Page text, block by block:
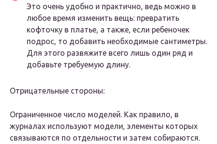
Это очень удобно и практично, ведь можно в
любое время изменить вещь: превратить
кофточку в платье, а также, если ребеночек
подрос, то добавить необходимые сантиметры.
Для этого развяжите всего лишь один ряд и
добавьте требуемую длину.
Отрицательные стороны:
Ограниченное число моделей. Как правило, в
журналах используют модели, элементы которых
связываются по отдельности и затем собираются.